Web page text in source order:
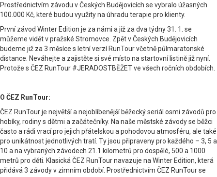
Prostřednictvím závodu v Českých Budějovicích se vybralo úžasných
100.000 Kč, které budou využity na úhradu terapie pro klienty.
První závod Winter Edition je za námi a již za dva týdny 31. 1. se
můžeme vidět v pražské Stromovce. Zpět v Českých Budějovicích
budeme již za 3 měsíce s letní verzí RunTour včetně půlmaratonské
distance. Neváhejte a zajistěte si své místo na startovní listině již nyní.
Protože s ČEZ RunTour #JERADOSTBĚŽET ve všech ročních obdobích.
O ČEZ RunTour:
ČEZ RunTour je největší a nejoblíbenější běžecký seriál osmi závodů pro
hobíky, rodiny s dětmi a začátečníky. Na naše městské závody se běžci
často a rádi vrací pro jejich přátelskou a pohodovou atmosféru, ale také
pro unikátnost jednotlivých tratí. Ty jsou připraveny pro každého – 3, 5 a
10 a na vybraných závodech 21.1 kilometrů pro dospělé, 500 a 1000
metrů pro děti. Klasická ČEZ RunTour navazuje na Winter Edition, která
přidává 3 závody v zimním období. Prostřednictvím ČEZ RunTour se